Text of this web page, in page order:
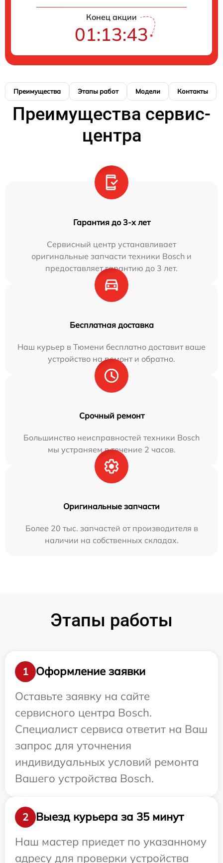
Конец акции
01:13:42
Преимущества Этапы работ Модели Контакты
Преимущества сервис-
центра
Гарантия до 3-х лет
Сервисный центр устанавливает
оригинальные запчасти техники Bosch и
предоставляет гарантию до 3 лет.
Бесплатная доставка
Наш курьер в Тюмени бесплатно доставит ваше
устройство на ремонт и обратно.
Срочный ремонт
Большинство неисправностей техники Bosch
мы устраняем в течение 2 часов.
Оригинальные запчасти
Более 20 тыс. запчастей от производителя в
наличии на собственных складах.
Этапы работы
1
Оформление заявки
Оставьте заявку на сайте
сервисного центра Bosch.
Специалист сервиса ответит на Ваш
запрос для уточнения
индивидуальных условий ремонта
Вашего устройства Bosch.
2
Выезд курьера за 35 минут
Наш мастер приедет по указанному
адресу для проверки устройства